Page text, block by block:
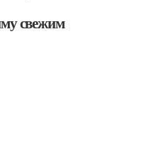
свежим